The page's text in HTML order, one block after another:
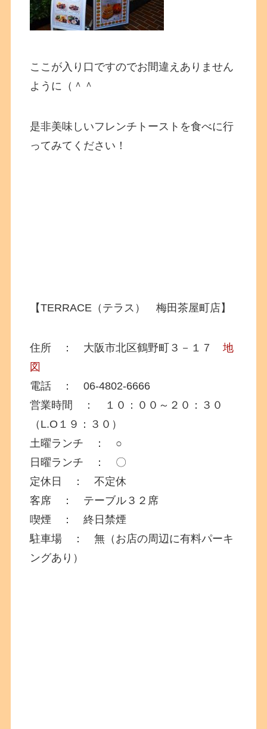
ここが入り口ですのでお間違えありません
ように（＾＾
是非美味しいフレンチトーストを食べに行
ってみてください！
【TERRACE（テラス） 梅田茶屋町店】
住所 ： 大阪市北区鶴野町３－１７地
図
電話 ： 06-4802-6666
営業時間 ： １０：００～２０：３０
（L.O１９：３０）
土曜ランチ ： ○
日曜ランチ ： 〇
定休日 ： 不定休
客席 ： テーブル３２席
喫煙 ： 終日禁煙
駐車場 ： 無（お店の周辺に有料パーキ
ングあり）